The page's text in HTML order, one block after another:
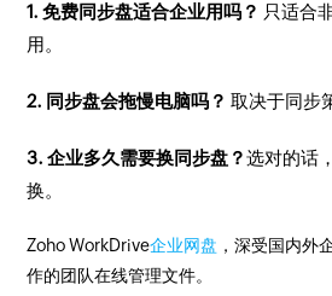
1. 免费同步盘适合企业用吗？ 只适合
用。
2. 同步盘会拖慢电脑吗？取决于同步
3. 企业多久需要换同步盘？选对的话
换。
Zoho WorkDrive企业网盘 ，深受国内外
作的团队在线管理文件。